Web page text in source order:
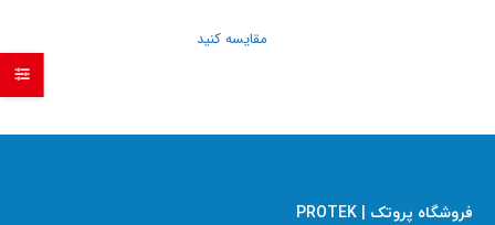
مقایسه کنید
فروشگاه پروتک | PROTEK